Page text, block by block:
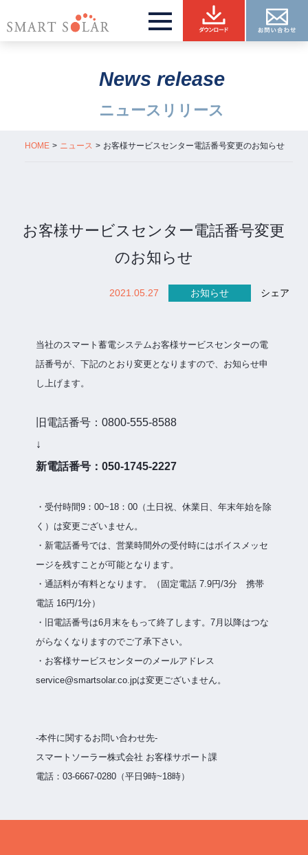
News release
ニュースリリース
HOME ニュース お客様サービスセンター電話番号変更のお知らせ
お客様サービスセンター電話番号変更
のお知らせ
2021.05.27 お知らせ シェア
当社のスマート蓄電システムお客様サービスセンターの電
話番号が、下記のとおり変更となりますので、お知らせ申
し上げます。
旧電話番号：0800-555-8588
↓
新電話番号：050-1745-2227
・受付時間9：00~18：00（土日祝、休業日、年末年始を除
く）は変更ございません。
・新電話番号では、営業時間外の受付時にはボイスメッセ
ージを残すことが可能となります。
・通話料が有料となります。（固定電話 7.9円/3分 携帯
電話 16円/1分）
・旧電話番号は6月末をもって終了します。7月以降はつな
がらなくなりますのでご了承下さい。
・お客様サービスセンターのメールアドレス
service@smartsolar.co.jpは変更ございません。
-本件に関するお問い合わせ先-
スマートソーラー株式会社 お客様サポート課
電話：03-6667-0280（平日9時~18時）